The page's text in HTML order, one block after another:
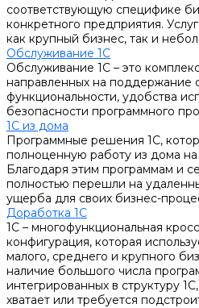
соответствующую специфике
конкретного предприятия.
как крупный бизнес, так и
Обслуживание 1С
Обслуживание 1С – это
направленных на поддержание
функциональности, удобства
безопасности программного
1С из дома
Программные решения 1С,
полноценную работу из дома
Благодаря этим программам и
полностью перешли на
ущерба для своих бизнес-
Доработка 1С
1С – многофункциональная
конфигурация, которая
малого, среднего и крупного
наличие большого числа
интегрированных в структуру
хватает или требуется